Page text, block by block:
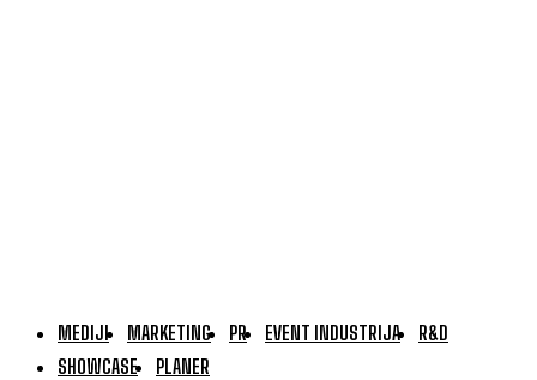
MEDIJI MARKETING PR EVENT INDUSTRIJA
R&D
SHOWCASE
PLANER